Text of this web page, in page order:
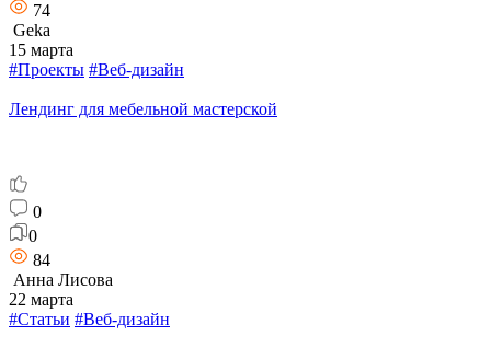
74
Geka
15 марта
#Проекты #Веб-дизайн
Лендинг для мебельной мастерской
0
0
84
Анна Лисова
22 марта
#Статьи #Веб-дизайн